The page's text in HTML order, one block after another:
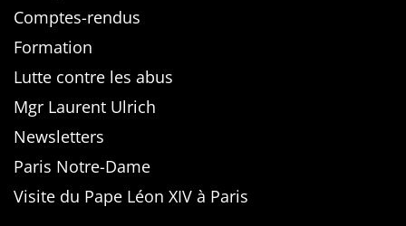
Comptes-rendus
Formation
Lutte contre les abus
Mgr Laurent Ulrich
Newsletters
Paris Notre-Dame
Visite du Pape Léon XIV à Paris